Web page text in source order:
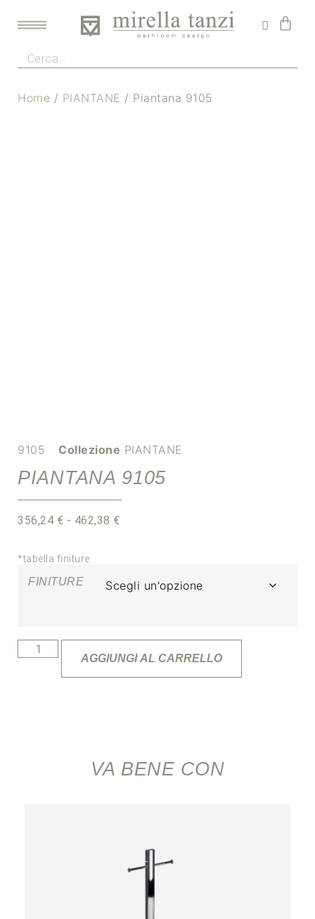
Home / PIANTANE / Piantana 9105
9105 Collezione PIANTANE
PIANTANA 9105
356,24 € - 462,38 €
*tabella finiture
FINITURE
AGGIUNGI AL CARRELLO
VA BENE CON